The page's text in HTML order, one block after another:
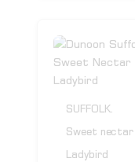
SUFFOLK.
Sweet nectar
Ladybird